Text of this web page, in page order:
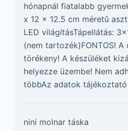
hónapnál fiatalabb
x 12 x 12.5 cm méretû
LED világításTápellátás:
(nem tartozék)FONTOS! A
törékeny! A készüléket
helyezze üzembe! Nem
többAz adatok tájékoztató
nini molnar táska